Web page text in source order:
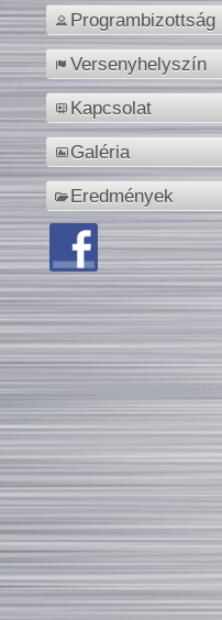
Programbizottság
Versenyhelyszín
Kapcsolat
Galéria
Eredmények